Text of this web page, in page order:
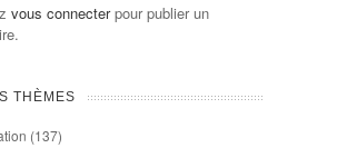
vous connecterpour publier un
THÈMES
(137)